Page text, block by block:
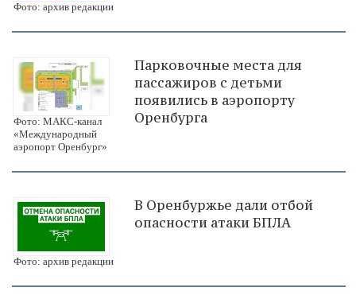
Фото: архив редакции
Фото: МАКС-канал
«Международный
аэропорт Оренбург»
Парковочные места для
пассажиров с детьми
появились в аэропорту
Оренбурга
Фото: архив редакции
В Оренбуржье дали отбой
опасности атаки БПЛА